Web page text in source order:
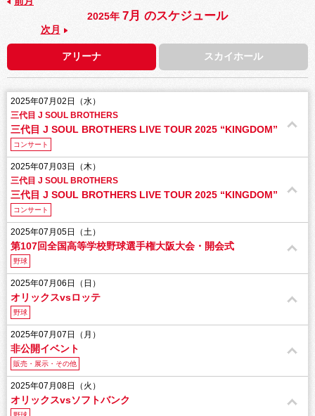
2025年 7月 のスケジュール
次月
アリーナ スカイホール
2025年07月02日（水）
三代目 J SOUL BROTHERS
三代目 J SOUL BROTHERS LIVE TOUR 2025 “KINGDOM”
コンサート
2025年07月03日（木）
三代目 J SOUL BROTHERS
三代目 J SOUL BROTHERS LIVE TOUR 2025 “KINGDOM”
コンサート
2025年07月05日（土）
第107回全国高等学校野球選手権大阪大会・開会式
野球
2025年07月06日（日）
オリックスvsロッテ
野球
2025年07月07日（月）
非公開イベント
販売・展示・その他
2025年07月08日（火）
オリックスvsソフトバンク